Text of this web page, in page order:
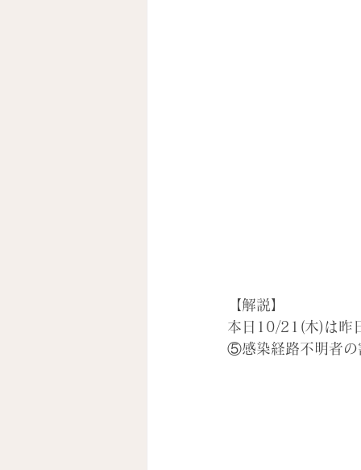
【解説】
本日10/21(木)は昨
⑤感染経路不明者の